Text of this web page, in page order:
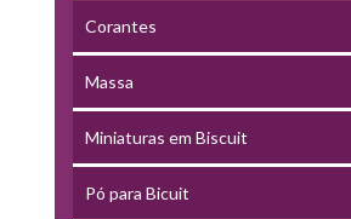
Corantes
Massa
Miniaturas em Biscuit
Pó para Bicuit